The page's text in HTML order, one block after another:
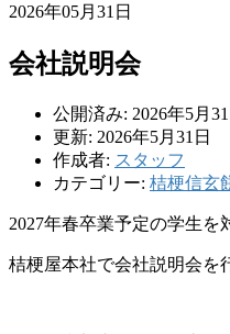
2026年05月31日
会社説明会
公開済み: 2026年5月31
更新: 2026年5月31日
作成者: スタッフ
カテゴリー: 桔梗信玄
2027年春卒業予定の学生を
桔梗屋本社で会社説明会を